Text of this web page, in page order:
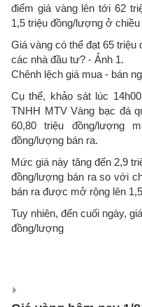
điểm giá vàng lên tới 62
1,5 triệu đồng/lượng ở chiều
Giá vàng có thể đạt 65
các nhà đầu tư? - Ảnh 1.
Chênh lệch giá mua - bán
Cụ thể, khảo sát lúc
TNHH MTV Vàng bạc đá
60,80 triệu đồng/lượng
đồng/lượng bán ra.
Mức giá này tăng đến 2,9
đồng/lượng bán ra so với
bán ra được mở rộng lên
Tuy nhiên, đến cuối ngày,
đồng/lượng